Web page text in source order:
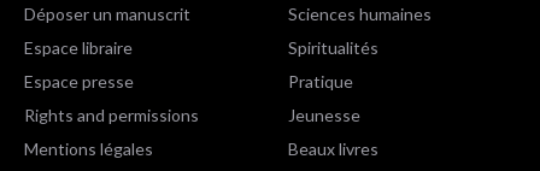
Déposer un manuscrit
Espace libraire
Espace presse
Rights and permissions
Mentions légales
Sciences humaines
Spiritualités
Pratique
Jeunesse
Beaux livres